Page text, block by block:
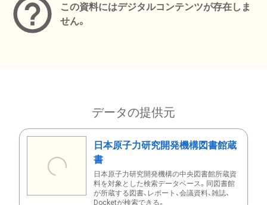
この資料にはデジタルコンテンツが存在しま
せん。
データの提供元
日本原子力研究開発機構図書館蔵
書
日本原子力研究開発機構の中央図書館所蔵資
料を対象とした検索データベース。同図書館
が所蔵する図書、レポート、会議資料、雑誌、
Docketが検索できる。